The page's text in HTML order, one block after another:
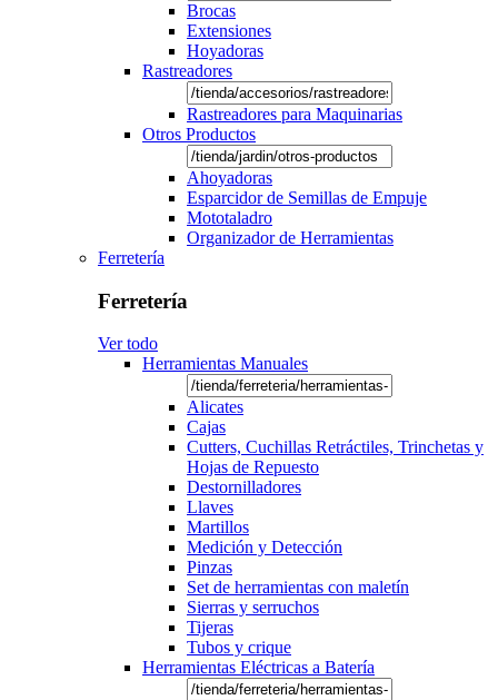
Brocas
Extensiones
Hoyadoras
Rastreadores
Rastreadores para Maquinarias
Otros Productos
Ahoyadoras
Esparcidor de Semillas de Empuje
Mototaladro
Organizador de Herramientas
Ferretería
Ferretería
Ver todo
Herramientas Manuales
Alicates
Cajas
Cutters, Cuchillas Retráctiles, Trinchetas y
Hojas de Repuesto
Destornilladores
Llaves
Martillos
Medición y Detección
Pinzas
Set de herramientas con maletín
Sierras y serruchos
Tijeras
Tubos y crique
Herramientas Eléctricas a Batería